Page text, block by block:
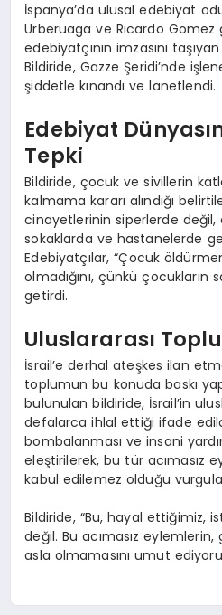
İspanya’da ulusal edebiyat
Urberuaga ve Ricardo Gomez
edebiyatçının imzasını
Bildiride, Gazze Şeridi’nde
şiddetle kınandı ve lanetlendi.
Edebiyat
Tepki
Bildiride, çocuk ve sivillerin
kalmama kararı alındığı
cinayetlerinin siperlerde değil,
sokaklarda ve hastanelerde
Edebiyatçılar, “Çocuk
olmadığını, çünkü çocukların
getirdi.
Uluslararası
İsrail’e derhal ateşkes ilan
toplumun bu konuda baskı
bulunulan bildiride, İsrail’in
defalarca ihlal ettiği ifade
bombalanması ve insani
eleştirilerek, bu tür acımasız
kabul edilemez olduğu
Bildiride, “Bu, hayal ettiğimiz,
değil. Bu acımasız
asla olmamasını umut